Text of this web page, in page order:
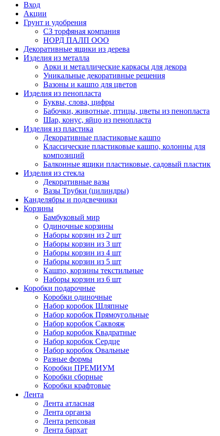
Вход
Акции
Грунт и удобрения
СЗ торфяная компания
НОРД ПАЛП ООО
Декоративные ящики из дерева
Изделия из металла
Арки и металлические каркасы для декора
Уникальные декоративные решения
Вазоны и кашпо для цветов
Изделия из пенопласта
Буквы, слова, цифры
Бабочки, животные, птицы, цветы из пенопласта
Шар, конус, яйцо из пенопласта
Изделия из пластика
Декоративные пластиковые кашпо
Классические пластиковые кашпо, колонны для
композиций
Балконные ящики пластиковые, садовый пластик
Изделия из стекла
Декоративные вазы
Вазы Трубки (цилиндры)
Канделябры и подсвечники
Корзины
Бамбуковый мир
Одиночные корзины
Наборы корзин из 2 шт
Наборы корзин из 3 шт
Наборы корзин из 4 шт
Наборы корзин из 5 шт
Кашпо, корзины текстильные
Наборы корзин из 6 шт
Коробки подарочные
Коробки одиночные
Набор коробок Шляпные
Набор коробок Прямоугольные
Набор коробок Саквояж
Набор коробок Квадратные
Набор коробок Сердце
Набор коробок Овальные
Разные формы
Коробки ПРЕМИУМ
Коробки сборные
Коробки крафтовые
Лента
Лента атласная
Лента органза
Лента репсовая
Лента бархат